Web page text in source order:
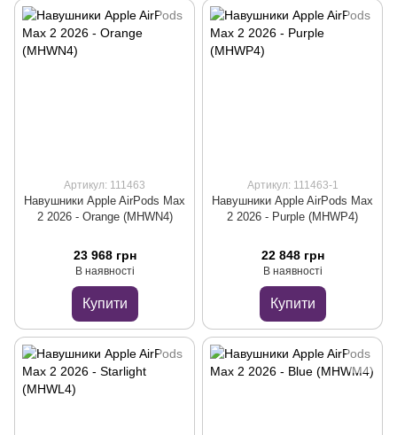
Артикул: 111463
Навушники Apple AirPods Max
2 2026 - Orange (MHWN4)
23 968 грн
В наявності
Купити
Артикул: 111463-1
Навушники Apple AirPods Max
2 2026 - Purple (MHWP4)
22 848 грн
В наявності
Купити